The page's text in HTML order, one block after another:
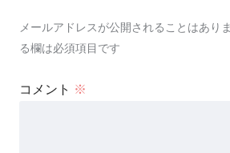
メールアドレスが公開されることはありま
る欄は必須項目です
コメント ※